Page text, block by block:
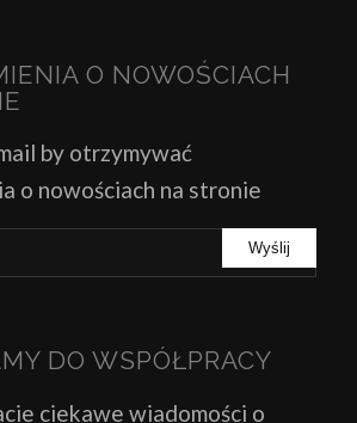
O NOWOŚCIACH
by otrzymywać
o nowościach na stronie
DO WSPÓŁPRACY
ciekawe wiadomości o